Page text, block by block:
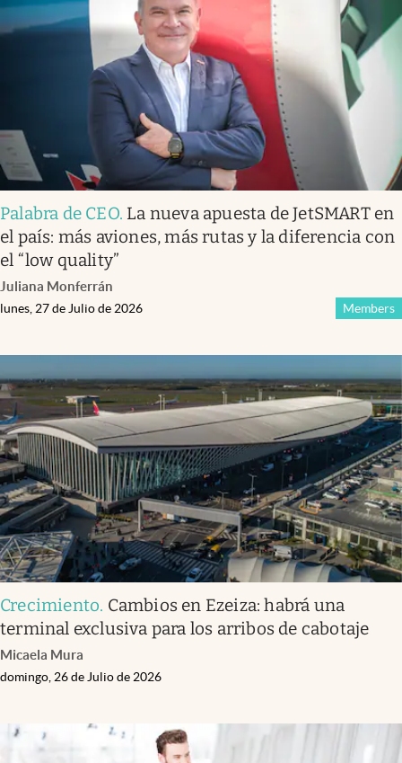
Infotechnology
Eventos Corporativos
El Cronista Studio
Mediakit
abre en nueva pestaña
Argentina
Palabra de CEO. La nueva apuesta de JetSMART en
el país: más aviones, más rutas y la diferencia con
el “low quality”
Juliana Monferrán
Members
lunes, 27 de Julio de 2026
Crecimiento. Cambios en Ezeiza: habrá una
terminal exclusiva para los arribos de cabotaje
Micaela Mura
domingo, 26 de Julio de 2026